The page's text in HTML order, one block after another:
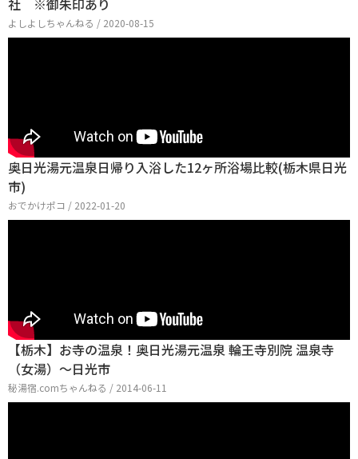
社 ※御朱印あり
よしよしちゃんねる / 2020-08-15
奥日光湯元温泉日帰り入浴した12ヶ所浴場比較(栃木県日光
市)
おでかけポコ / 2022-01-20
【栃木】お寺の温泉！奥日光湯元温泉 輪王寺別院 温泉寺
（女湯）～日光市
秘湯宿.comちゃんねる / 2014-06-11